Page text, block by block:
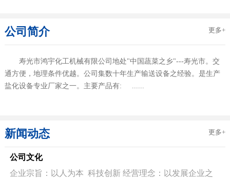
更多+
公司简介
寿光市鸿宇化工机械有限公司地处"中国蔬菜之乡"---寿光市。交
通方便，地理条件优越。公司集数十年生产输送设备之经验。是生产
盐化设备专业厂家之一。主要产品有: ......
更多+
新闻动态
公司文化
企业宗旨：以人为本 科技创新 经营理念：以发展企业之